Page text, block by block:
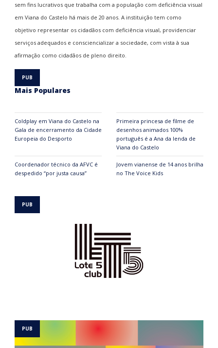
sem fins lucrativos que trabalha com a população com deficiência visual
em Viana do Castelo há mais de 20 anos. A instituição tem como
objetivo representar os cidadãos com deficiência visual, providenciar
serviços adequados e consciencializar a sociedade, com vista à sua
afirmação como cidadãos de pleno direito.
Mais Populares
Coldplay em Viana do Castelo na
Gala de encerramento da Cidade
Europeia do Desporto
Primeira princesa de filme de
desenhos animados 100%
português é a Ana da lenda de
Viana do Castelo
Coordenador técnico da AFVC é
despedido “por justa causa”
Jovem vianense de 14 anos brilha
no The Voice Kids